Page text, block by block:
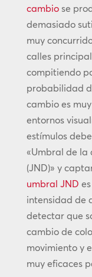
cambiose
demasiado
muy
calles
compitiendo
probabilidad
cambio es
entornos
estímulos
«Umbral de la
(JND)» y
umbral JND
intensidad de
detectar que
cambio de
movimiento y
muy eficaces